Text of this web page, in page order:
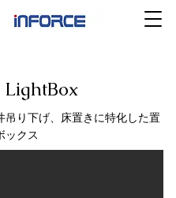
LightBox
吊り下げ、床置きに特化した置
ックス